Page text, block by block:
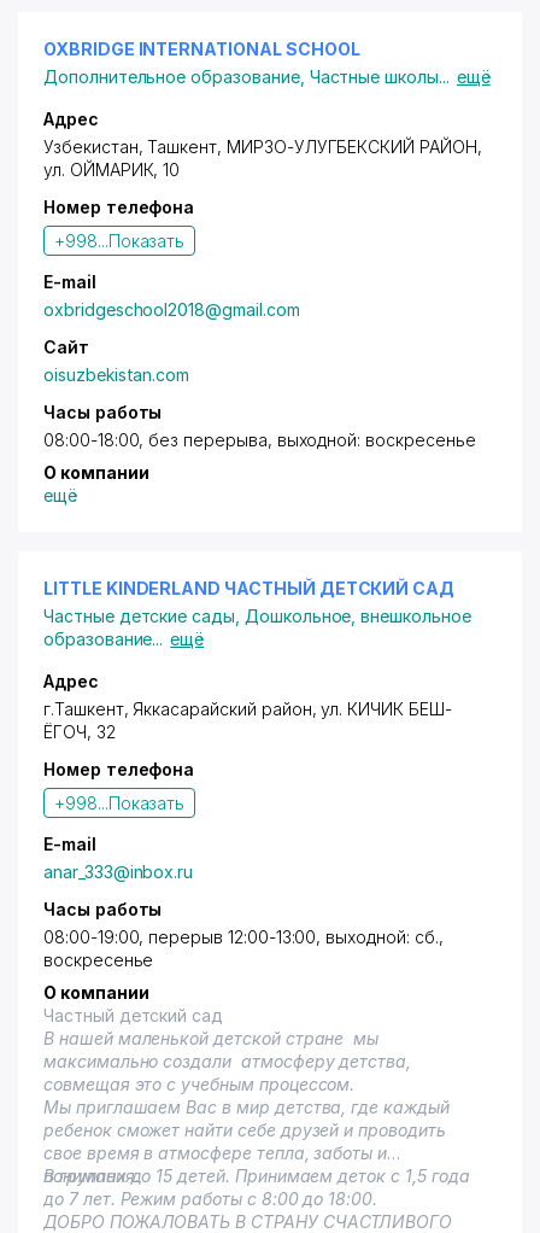
OXBRIDGE INTERNATIONAL SCHOOL
Дополнительное образование, Частные школы... ещё
Адрес
Узбекистан, Ташкент, МИРЗО-УЛУГБЕКСКИЙ РАЙОН,
ул. ОЙМАРИК, 10
Номер телефона
+998...Показать
E-mail
oxbridgeschool2018@gmail.com
Сайт
oisuzbekistan.com
Часы работы
08:00-18:00, без перерыва, выходной: воскресенье
О компании
ещё
LITTLE KINDERLAND ЧАСТНЫЙ ДЕТСКИЙ САД
Частные детские сады Дошкольное, внешкольное
образование... ещё
Адрес
г.Ташкент, Яккасарайский район, ул. КИЧИК БЕШ-
ЁГОЧ, 32
Номер телефона
+998...Показать
E-mail
anar_333@inbox.ru
Часы работы
08:00-19:00, перерыв 12:00-13:00, выходной: сб.,
воскресенье
О компании
Частный детский сад
В нашей маленькой детской стране мы
максимально создали атмосферу детства,
совмещая это с учебным процессом.
Мы приглашаем Вас в мир детства, где каждый
ребенок сможет найти себе друзей и проводить
свое время в атмосфере тепла, заботы и
понимания.
В группах до 15 детей. Принимаем деток с 1,5 года
до 7 лет. Режим работы с 8:00 до 18:00.
ДОБРО ПОЖАЛОВАТЬ В СТРАНУ СЧАСТЛИВОГО